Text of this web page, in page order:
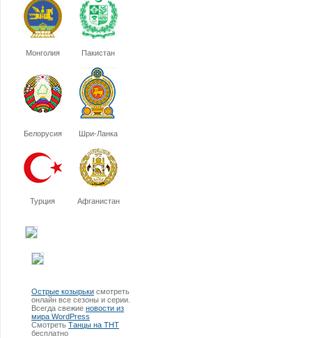
Монголия Пакистан
Белорусия Шри-Ланка
Турция Афганистан
Острые козырьки смотреть
онлайн все сезоны и серии.
Всегда свежие новости из
мира WordPress
Смотреть Танцы на ТНТ
бесплатно